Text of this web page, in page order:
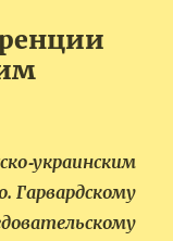
Гарвардскому